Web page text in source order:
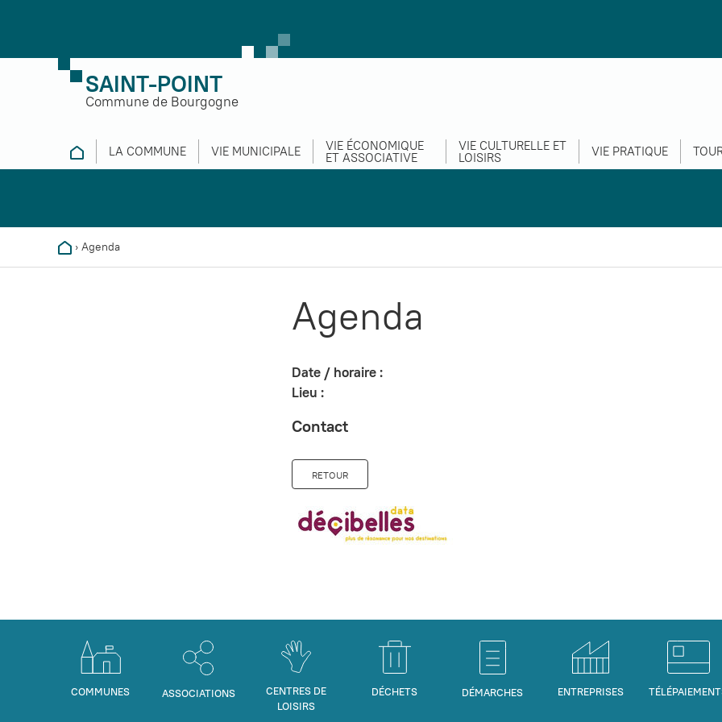
SAINT-POINT
Commune de Bourgogne
LA COMMUNE VIE MUNICIPALE VIE ÉCONOMIQUE
ET ASSOCIATIVE
VIE CULTURELLE ET
LOISIRS VIE PRATIQUE
› Agenda
Agenda
Date / horaire :
Lieu :
Contact
RETOUR
COMMUNES ASSOCIATIONS
CENTRES DE
LOISIRS
DÉCHETS DÉMARCHES ENTREPRISES